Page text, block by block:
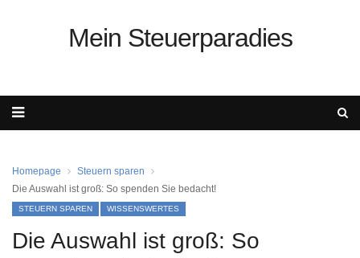
Mein Steuerparadies
Homepage
Steuern sparen
Die Auswahl ist groß: So spenden Sie bedacht!
STEUERN SPAREN WISSENSWERTES
Die Auswahl ist groß: So